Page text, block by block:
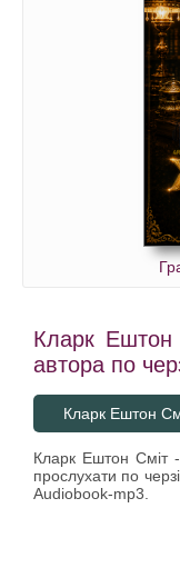
Кларк Ештон
автора по
Кларк Ештон
Кларк Ештон Сміт
прослухати по
Audiobook-mp3.